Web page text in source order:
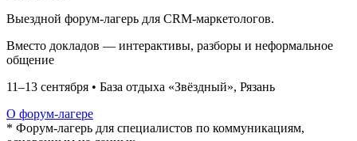
Выездной форум-лагерь для CRM-маркетологов.
Вместо докладов — интерактивы, разборы и неформальное
общение
11–13 сентября • База отдыха «Звёздный», Рязань
О форум-лагере
* Форум-лагерь для специалистов по коммуникациям,